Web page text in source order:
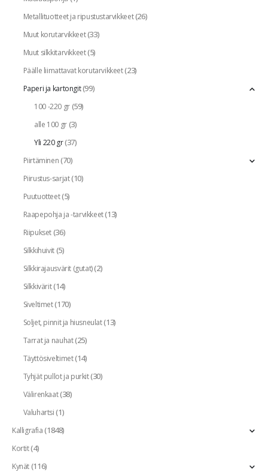
Metallituotteet ja ripustustarvikkeet(26)
Muut korutarvikkeet(33)
Muut silkkitarvikkeet(5)
Päälle liimattavat korutarvikkeet(23)
Paperi ja kartongit(99)
100 -220 gr(59)
alle 100 gr(3)
Yli 220 gr(37)
Piirtäminen(70)
Piirustus-sarjat(10)
Puutuotteet(5)
Raapepohja ja -tarvikkeet(13)
Riipukset(36)
Silkkihuivit(5)
Silkkirajausvärit (gutat)(2)
Silkkivärit(14)
Siveltimet(170)
Soljet, pinnit ja hiusneulat(13)
Tarrat ja nauhat(25)
Täyttösiveltimet(14)
Tyhjät pullot ja purkit(30)
Välirenkaat(38)
Valuhartsi(1)
Kalligrafia(1848)
Kortit(4)
Kynät(116)